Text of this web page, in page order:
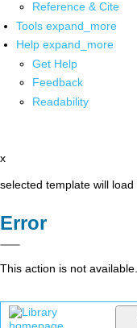
Reference & Cite
Tools expand_more
Help expand_more
Get Help
Feedback
Readability
x
selected template will load
Error
This action is not available.